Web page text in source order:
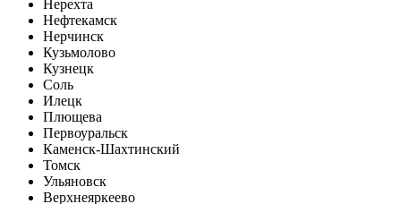
Нерехта
Нефтекамск
Нерчинск
Кузьмолово
Кузнецк
Соль
Илецк
Плющева
Первоуральск
Каменск-Шахтинский
Томск
Ульяновск
Верхнеяркеево